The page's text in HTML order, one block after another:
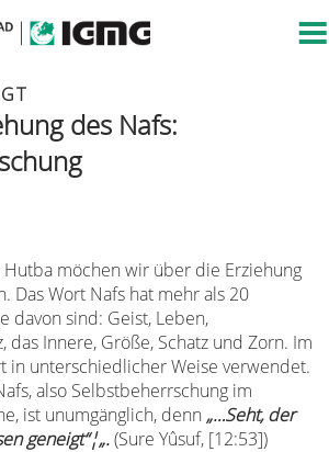
des Nafs:
möchen wir über die Erziehung
Das Wort Nafs hat mehr als 20
davon sind: Geist, Leben,
das Innere, Größe, Schatz und Zorn. Im
in unterschiedlicher Weise verwendet.
also Selbstbeherrschung im
ist unumgänglich, denn „…Seht, der
geneigt“¦„.(Sure Yûsuf, [12:53])